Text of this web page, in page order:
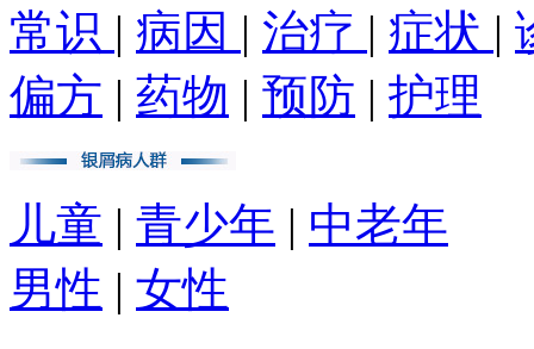
常识 | 病因 | 治疗 | 症状 |
偏方 | 药物 | 预防 | 护理
儿童 | 青少年 | 中老年
男性 | 女性